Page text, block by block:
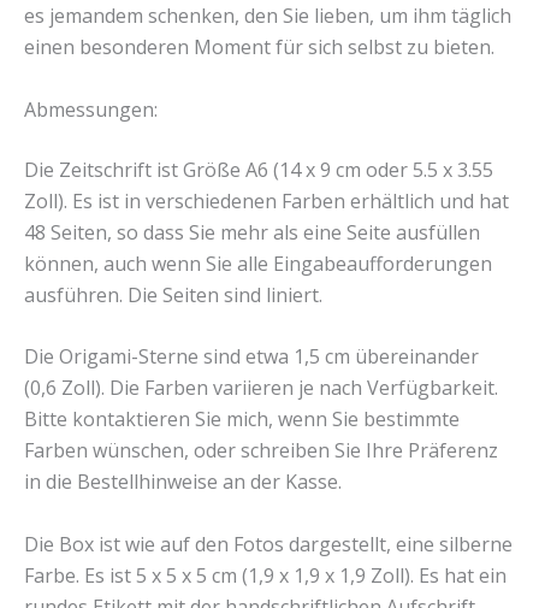
es jemandem schenken, den Sie lieben, um ihm täglich
einen besonderen Moment für sich selbst zu bieten.
Abmessungen:
Die Zeitschrift ist Größe A6 (14 x 9 cm oder 5.5 x 3.55
Zoll). Es ist in verschiedenen Farben erhältlich und hat
48 Seiten, so dass Sie mehr als eine Seite ausfüllen
können, auch wenn Sie alle Eingabeaufforderungen
ausführen. Die Seiten sind liniert.
Die Origami-Sterne sind etwa 1,5 cm übereinander
(0,6 Zoll). Die Farben variieren je nach Verfügbarkeit.
Bitte kontaktieren Sie mich, wenn Sie bestimmte
Farben wünschen, oder schreiben Sie Ihre Präferenz
in die Bestellhinweise an der Kasse.
Die Box ist wie auf den Fotos dargestellt, eine silberne
Farbe. Es ist 5 x 5 x 5 cm (1,9 x 1,9 x 1,9 Zoll). Es hat ein